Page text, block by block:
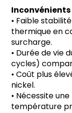
Inconvénients
• Faible
thermique en
surcharge.
• Durée de vie
cycles)
• Coût plus
nickel.
• Nécessite
température